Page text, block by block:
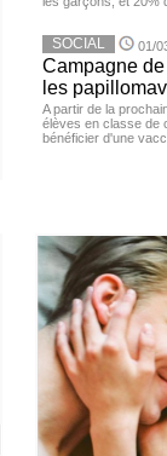
SOCIAL 01/
Campagne
les
A partir de la
élèves en classe de
bénéficier d'une